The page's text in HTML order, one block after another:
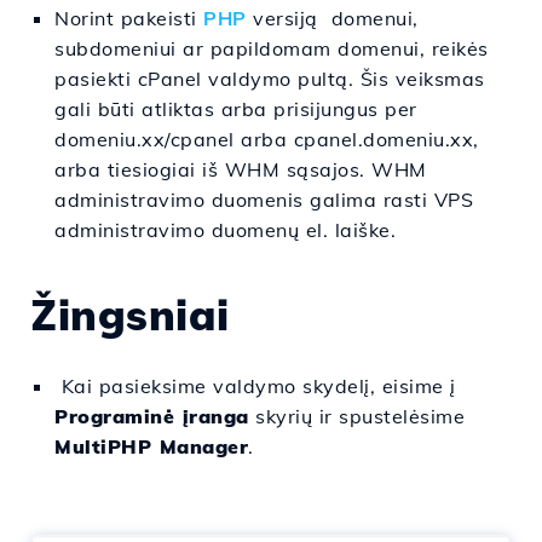
Norint pakeisti PHP versiją domenui,
subdomeniui ar papildomam domenui, reikės
pasiekti cPanel valdymo pultą. Šis veiksmas
gali būti atliktas arba prisijungus per
domeniu.xx/cpanel arba cpanel.domeniu.xx,
arba tiesiogiai iš WHM sąsajos. WHM
administravimo duomenis galima rasti VPS
administravimo duomenų el. laiške.
Žingsniai
Kai pasieksime valdymo skydelį, eisime į
Programinė įranga skyrių ir spustelėsime
MultiPHP Manager.